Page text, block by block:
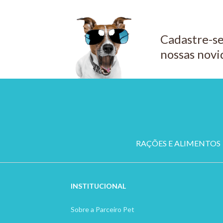
Cadastre-
nossas
RAÇÕES E ALIMENTOS
INSTITUCIONAL
Sobre a Parceiro Pet